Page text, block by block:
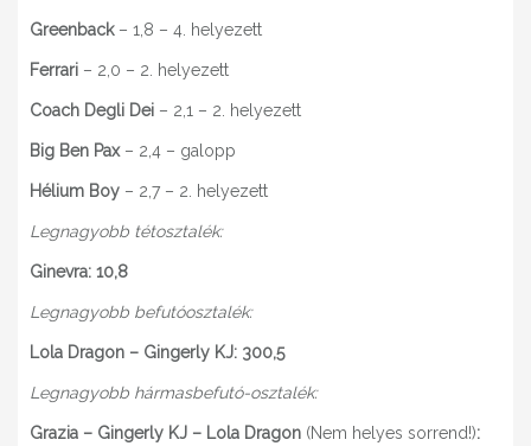
Greenback– 1,8 – 4. helyezett
Ferrari – 2,0 – 2. helyezett
Coach Degli Dei – 2,1 – 2. helyezett
Big Ben Pax– 2,4 – galopp
Hélium Boy – 2,7 – 2. helyezett
Legnagyobb tétosztalék:
Ginevra: 10,8
Legnagyobb befutóosztalék:
Lola Dragon – Gingerly KJ: 300,5
Legnagyobb hármasbefutó-osztalék:
Grazia – Gingerly KJ – Lola Dragon (Nem helyes sorrend!):